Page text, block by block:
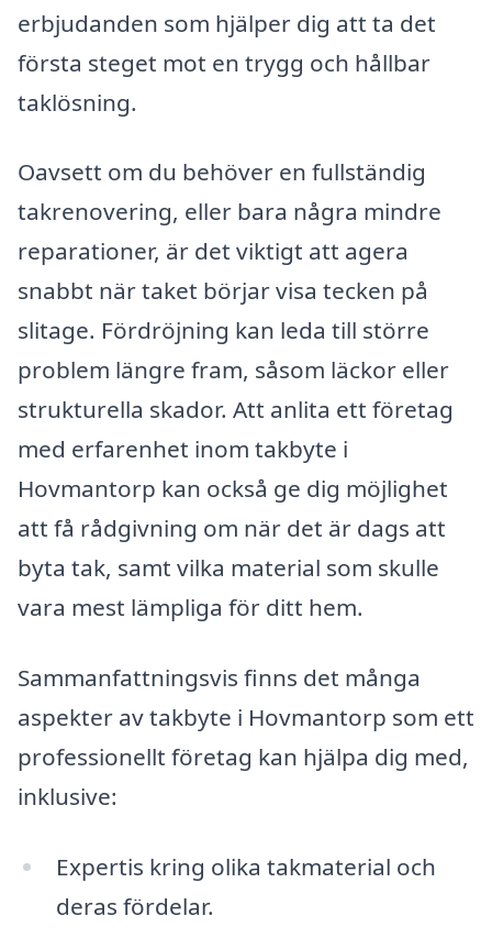
erbjudanden som hjälper dig att ta det
första steget mot en trygg och hållbar
taklösning.
Oavsett om du behöver en fullständig
takrenovering, eller bara några mindre
reparationer, är det viktigt att agera
snabbt när taket börjar visa tecken på
slitage. Fördröjning kan leda till större
problem längre fram, såsom läckor eller
strukturella skador. Att anlita ett företag
med erfarenhet inom takbyte i
Hovmantorp kan också ge dig möjlighet
att få rådgivning om när det är dags att
byta tak, samt vilka material som skulle
vara mest lämpliga för ditt hem.
Sammanfattningsvis finns det många
aspekter av takbyte i Hovmantorp som ett
professionellt företag kan hjälpa dig med,
inklusive:
Expertis kring olika takmaterial och
deras fördelar.